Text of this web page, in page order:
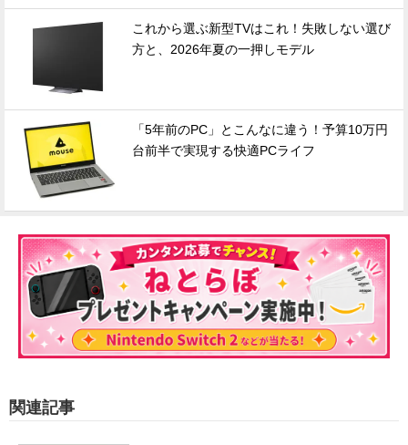
これから選ぶ新型TVはこれ！失敗しない選び
方と、2026年夏の一押しモデル
「5年前のPC」とこんなに違う！予算10万円
台前半で実現する快適PCライフ
関連記事